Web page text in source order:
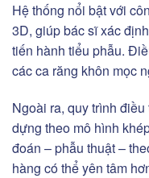
Hệ thống nổi bật với
3D, giúp bác sĩ xác
tiến hành tiểu phẫu.
các ca răng khôn mọc
Ngoài ra, quy trình
dựng theo mô hình
đoán – phẫu thuật –
hàng có thể yên tâm